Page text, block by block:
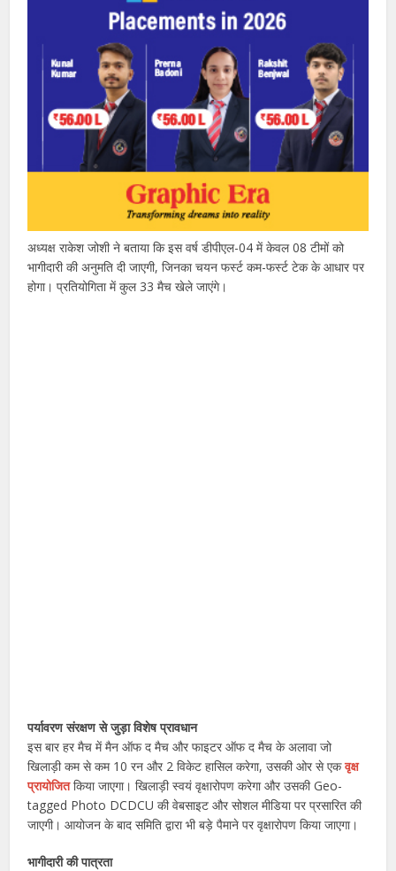
अध्यक्ष राकेश जोशी ने बताया कि इस वर्ष डीपीएल-04 में केवल 08 टीमों को
भागीदारी की अनुमति दी जाएगी, जिनका चयन फर्स्ट कम-फर्स्ट टेक के आधार पर
होगा। प्रतियोगिता में कुल 33 मैच खेले जाएंगे।
पर्यावरण संरक्षण से जुड़ा विशेष प्रावधान
इस बार हर मैच में मैन ऑफ द मैच और फाइटर ऑफ द मैच के अलावा जो
खिलाड़ी कम से कम 10 रन और 2 विकेट हासिल करेगा, उसकी ओर से एकवृक्ष
प्रायोजितकिया जाएगा। खिलाड़ी स्वयं वृक्षारोपण करेगा और उसकी Geo-
tagged Photo DCDCU की वेबसाइट और सोशल मीडिया पर प्रसारित की
जाएगी। आयोजन के बाद समिति द्वारा भी बड़े पैमाने पर वृक्षारोपण किया जाएगा।
भागीदारी की पात्रता